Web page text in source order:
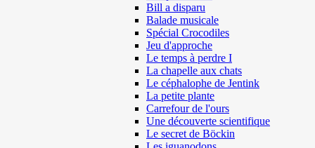
Bill a disparu
Balade musicale
Spécial Crocodiles
Jeu d'approche
Le temps à perdre I
La chapelle aux chats
Le céphalophe de Jentink
La petite plante
Carrefour de l'ours
Une découverte scientifique
Le secret de Böckin